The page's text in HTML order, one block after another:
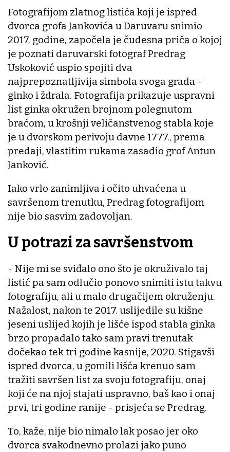
Fotografijom zlatnog listića koji je ispred
dvorca grofa Jankovića u Daruvaru snimio
2017. godine, započela je čudesna priča o kojoj
je poznati daruvarski fotograf Predrag
Uskoković uspio spojiti dva
najprepoznatljivija simbola svoga grada –
ginko i ždrala. Fotografija prikazuje uspravni
list ginka okružen brojnom polegnutom
braćom, u krošnji veličanstvenog stabla koje
je u dvorskom perivoju davne 1777., prema
predaji, vlastitim rukama zasadio grof Antun
Janković.
Iako vrlo zanimljiva i očito uhvaćena u
savršenom trenutku, Predrag fotografijom
nije bio sasvim zadovoljan.
U potrazi za savršenstvom
- Nije mi se sviđalo ono što je okruživalo taj
listić pa sam odlučio ponovo snimiti istu takvu
fotografiju, ali u malo drugačijem okruženju.
Nažalost, nakon te 2017. uslijedile su kišne
jeseni uslijed kojih je lišće ispod stabla ginka
brzo propadalo tako sam pravi trenutak
dočekao tek tri godine kasnije, 2020. Stigavši
ispred dvorca, u gomili lišća krenuo sam
tražiti savršen list za svoju fotografiju, onaj
koji će na njoj stajati uspravno, baš kao i onaj
prvi, tri godine ranije - prisjeća se Predrag.
To, kaže, nije bio nimalo lak posao jer oko
dvorca svakodnevno prolazi jako puno